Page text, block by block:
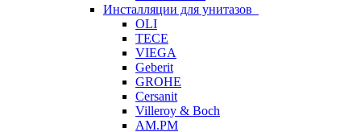
Инсталляции для унитазов
OLI
TECE
VIEGA
Geberit
GROHE
Cersanit
Villeroy & Boch
AM.PM